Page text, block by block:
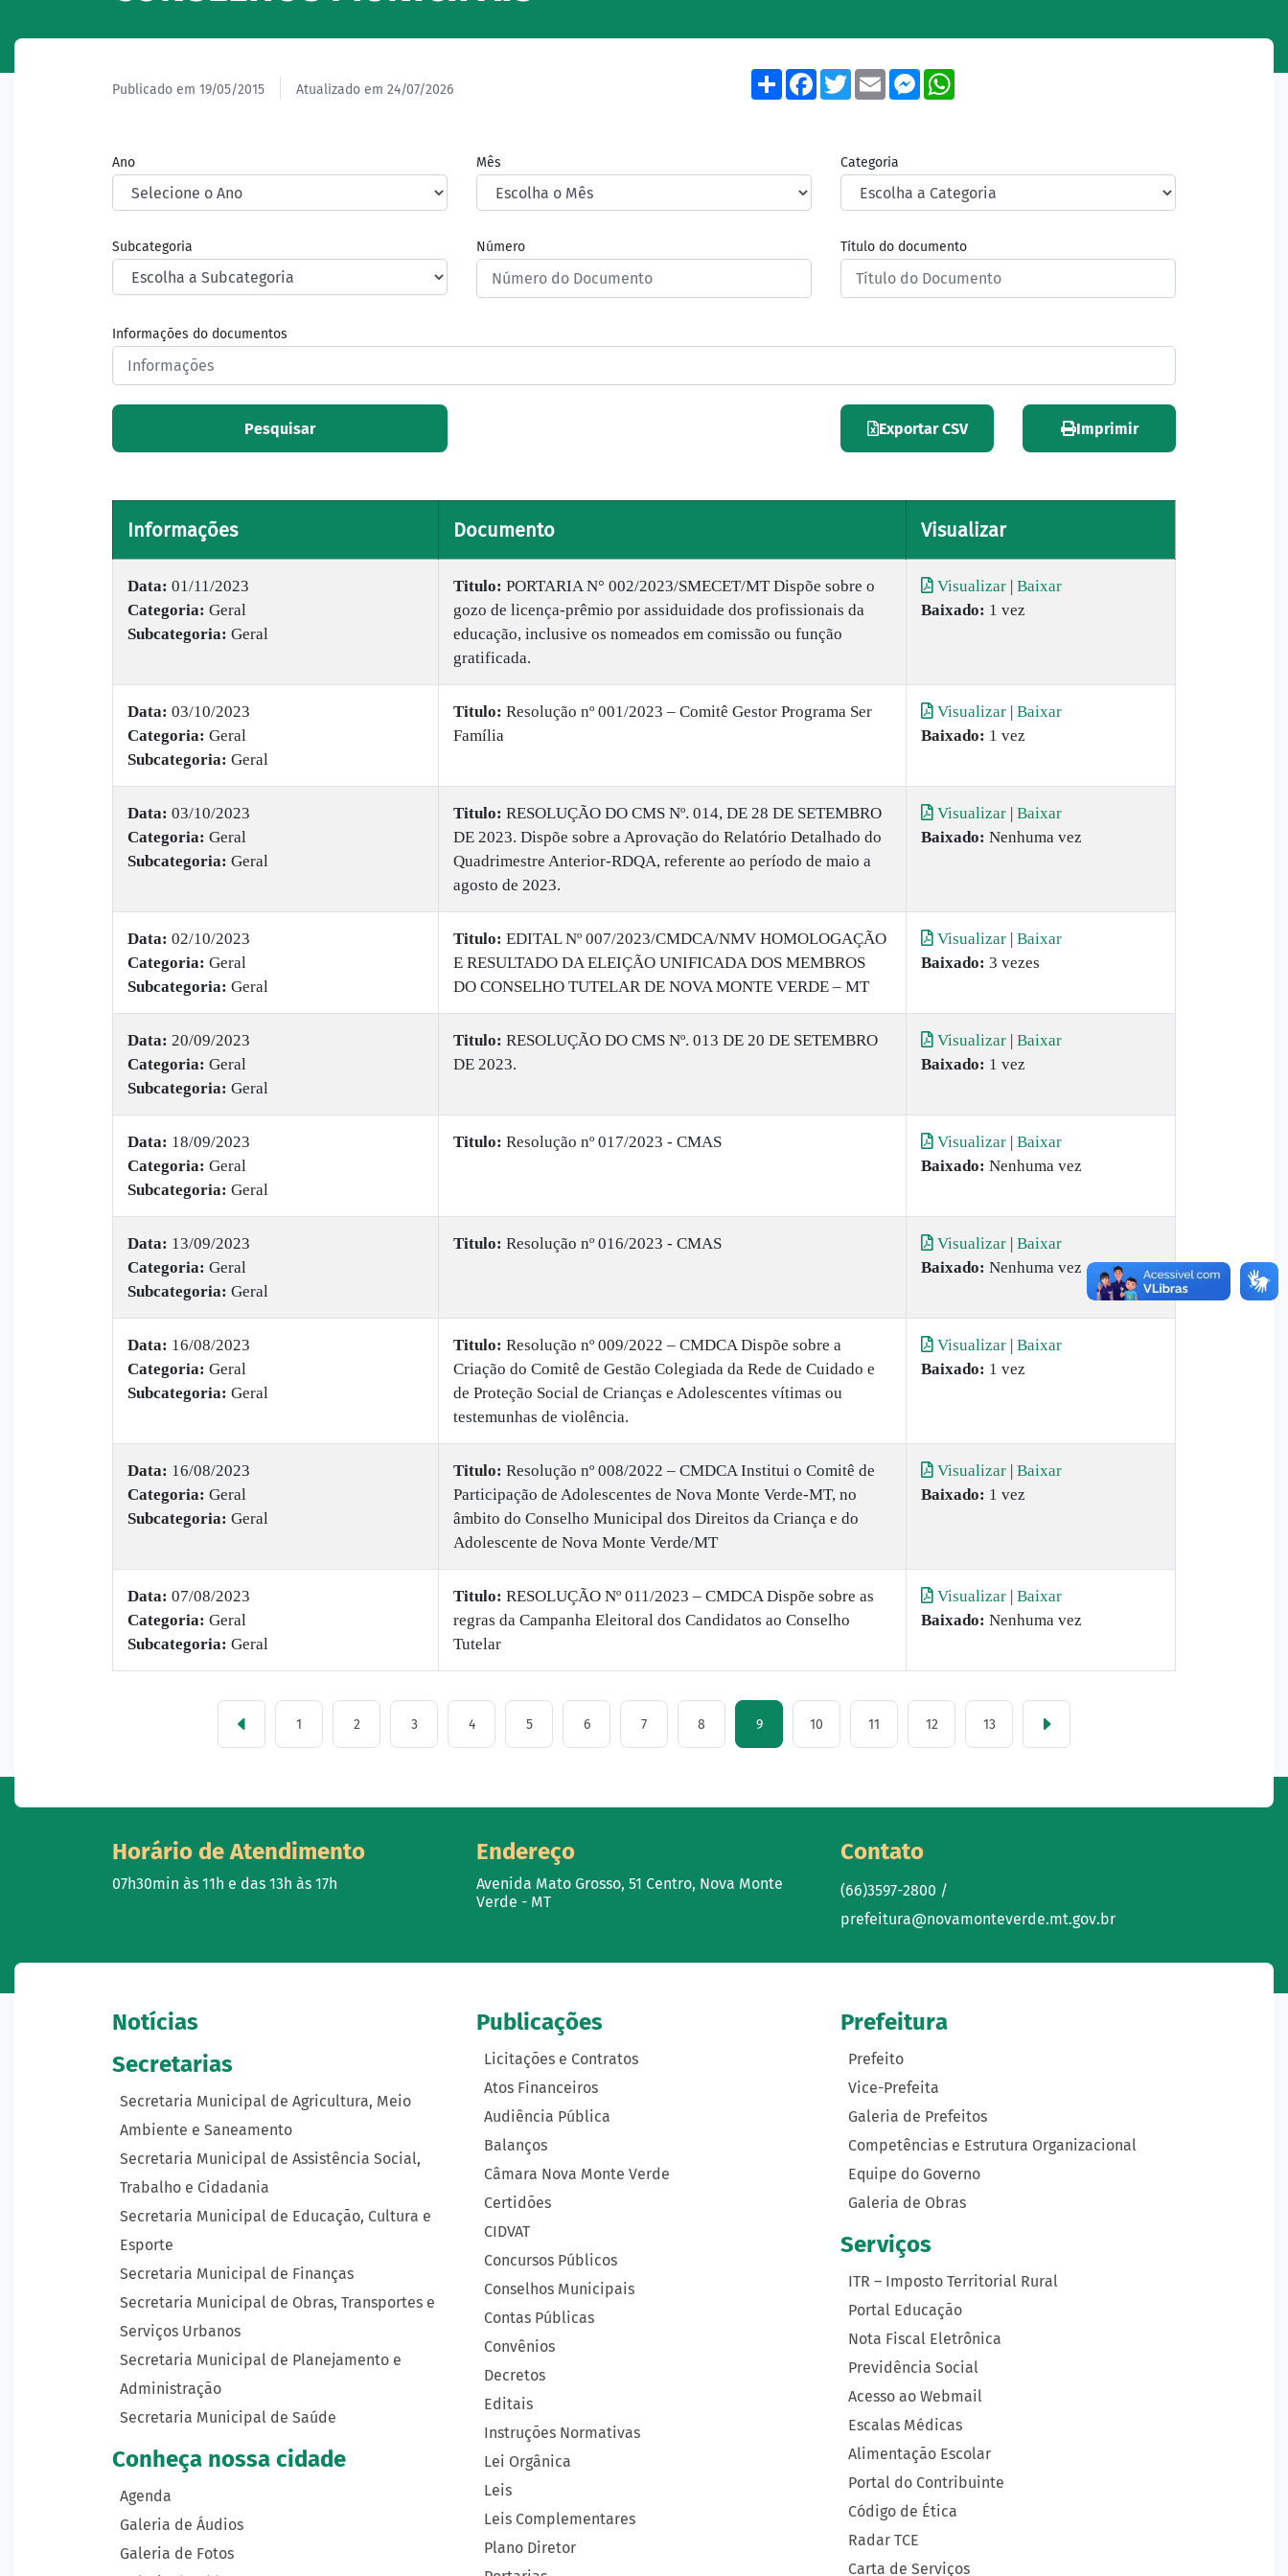
Publicado em 19/05/2015 Atualizado em 24/07/2026
ShareFacebook
TwitterEmailMessenger
Ano Mês Categoria
Subcategoria Número Título do documento
Informações do documentos
Pesquisar Exportar CSV Imprimir
Informações Documento Visualizar
Data: 01/11/2023
Categoria: Geral
Subcategoria: Geral
Titulo: ​PORTARIA N° 002/2023/SMECET/MT Dispõe sobre o
gozo de licença-prêmio por assiduidade dos profissionais da
educação, inclusive os nomeados em comissão ou função
gratificada.
Visualizar | Baixar
Baixado: 1 vez
Data: 03/10/2023
Categoria: Geral
Subcategoria: Geral
Titulo: ​Resolução nº 001/2023 – Comitê Gestor Programa Ser
Família
Visualizar | Baixar
Baixado: 1 vez
Data: 03/10/2023
Categoria: Geral
Subcategoria: Geral
Titulo: ​RESOLUÇÃO DO CMS Nº. 014, DE 28 DE SETEMBRO
DE 2023. Dispõe sobre a Aprovação do Relatório Detalhado do
Quadrimestre Anterior-RDQA, referente ao período de maio a
agosto de 2023.
Visualizar | Baixar
Baixado: Nenhuma vez
Data: 02/10/2023
Categoria: Geral
Subcategoria: Geral
Titulo: ​EDITAL Nº 007/2023/CMDCA/NMV HOMOLOGAÇÃO
E RESULTADO DA ELEIÇÃO UNIFICADA DOS MEMBROS
DO CONSELHO TUTELAR DE NOVA MONTE VERDE – MT
Visualizar | Baixar
Baixado: 3 vezes
Data: 20/09/2023
Categoria: Geral
Subcategoria: Geral
Titulo: ​RESOLUÇÃO DO CMS Nº. 013 DE 20 DE SETEMBRO
DE 2023.
Visualizar | Baixar
Baixado: 1 vez
Data: 18/09/2023
Categoria: Geral
Subcategoria: Geral
Titulo: ​Resolução nº 017/2023 - CMAS Visualizar | Baixar
Baixado: Nenhuma vez
Data: 13/09/2023
Categoria: Geral
Subcategoria: Geral
Titulo: ​Resolução nº 016/2023 - CMAS Visualizar | Baixar
Baixado: Nenhuma vez
Data: 16/08/2023
Categoria: Geral
Subcategoria: Geral
Titulo: ​Resolução nº 009/2022 – CMDCA Dispõe sobre a
Criação do Comitê de Gestão Colegiada da Rede de Cuidado e
de Proteção Social de Crianças e Adolescentes vítimas ou
testemunhas de violência.
Visualizar | Baixar
Baixado: 1 vez
Data: 16/08/2023
Categoria: Geral
Subcategoria: Geral
Titulo: ​Resolução nº 008/2022 – CMDCA Institui o Comitê de
Participação de Adolescentes de Nova Monte Verde-MT, no
âmbito do Conselho Municipal dos Direitos da Criança e do
Adolescente de Nova Monte Verde/MT
Visualizar | Baixar
Baixado: 1 vez
Data: 07/08/2023
Categoria: Geral
Subcategoria: Geral
Titulo: ​RESOLUÇÃO Nº 011/2023 – CMDCA Dispõe sobre as
regras da Campanha Eleitoral dos Candidatos ao Conselho
Tutelar
Visualizar | Baixar
Baixado: Nenhuma vez
1 2 3 4 5 6 7 8 9 10 11 12 13
Horário de Atendimento
07h30min às 11h e das 13h às 17h
Endereço
Avenida Mato Grosso, 51 Centro, Nova Monte
Verde - MT
Contato
(66)3597-2800 /
prefeitura@novamonteverde.mt.gov.br
Notícias
Secretarias
Secretaria Municipal de Agricultura, Meio
Ambiente e Saneamento
Secretaria Municipal de Assistência Social,
Trabalho e Cidadania
Secretaria Municipal de Educação, Cultura e
Esporte
Secretaria Municipal de Finanças
Secretaria Municipal de Obras, Transportes e
Serviços Urbanos
Secretaria Municipal de Planejamento e
Administração
Secretaria Municipal de Saúde
Conheça nossa cidade
Agenda
Galeria de Áudios
Galeria de Fotos
Publicações
Licitações e Contratos
Atos Financeiros
Audiência Pública
Balanços
Câmara Nova Monte Verde
Certidões
CIDVAT
Concursos Públicos
Conselhos Municipais
Contas Públicas
Convênios
Decretos
Editais
Instruções Normativas
Lei Orgânica
Leis
Leis Complementares
Plano Diretor
Prefeitura
Prefeito
Vice-Prefeita
Galeria de Prefeitos
Competências e Estrutura Organizacional
Equipe do Governo
Galeria de Obras
Serviços
ITR – Imposto Territorial Rural
Portal Educação
Nota Fiscal Eletrônica
Previdência Social
Acesso ao Webmail
Escalas Médicas
Alimentação Escolar
Portal do Contribuinte
Código de Ética
Radar TCE
Carta de Serviços